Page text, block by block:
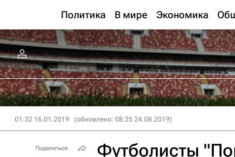
Политика В мире Экономика
01:32 16.01.2019 (обновлено: 08:25 24.08.2019)
Футболисты
Поделиться